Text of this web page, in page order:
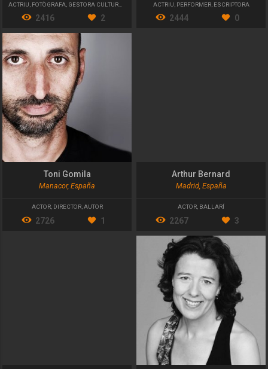
ACTRIU FOTÒGRAFA GESTORA CULTURAL
2416 2
ACTRIU PERFORMER, ESCRIPTORA
2444 0
Toni Gomila
Manacor, España
ACTOR, DIRECTOR, AUTOR
2726 1
Arthur Bernard
Madrid, España
ACTOR BALLARÍ
2267 3